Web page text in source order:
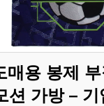
매용 봉제
션 가방 – 기